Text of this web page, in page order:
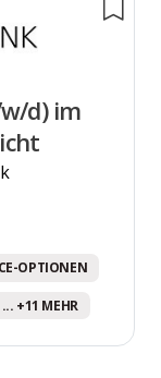
d) im
OPTIONEN
... +11 MEHR